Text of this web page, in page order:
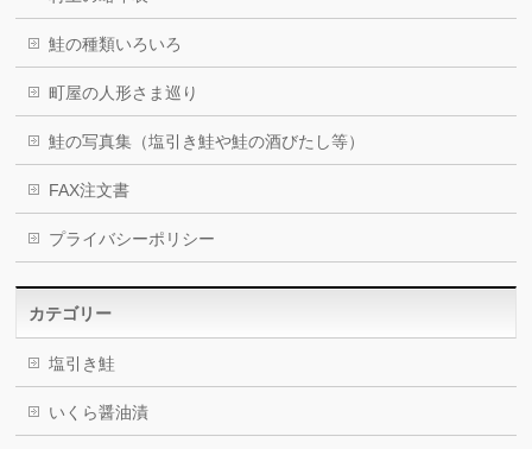
鮭の種類いろいろ
町屋の人形さま巡り
鮭の写真集（塩引き鮭や鮭の酒びたし等）
FAX注文書
プライバシーポリシー
カテゴリー
塩引き鮭
いくら醤油漬